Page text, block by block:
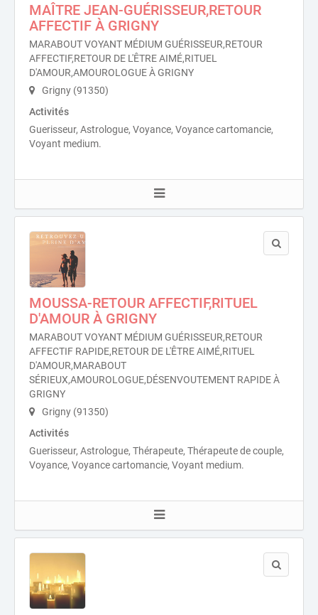
MAÎTRE JEAN-GUÉRISSEUR,RETOUR
AFFECTIF À GRIGNY
MARABOUT VOYANT MÉDIUM GUÉRISSEUR,RETOUR
AFFECTIF,RETOUR DE L'ÊTRE AIMÉ,RITUEL
D'AMOUR,AMOUROLOGUE À GRIGNY
Grigny (91350)
Activités
Guerisseur, Astrologue, Voyance, Voyance cartomancie,
Voyant medium.
MOUSSA-RETOUR AFFECTIF,RITUEL
D'AMOUR À GRIGNY
MARABOUT VOYANT MÉDIUM GUÉRISSEUR,RETOUR
AFFECTIF RAPIDE,RETOUR DE L'ÊTRE AIMÉ,RITUEL
D'AMOUR,MARABOUT
SÉRIEUX,AMOUROLOGUE,DÉSENVOUTEMENT RAPIDE À
GRIGNY
Grigny (91350)
Activités
Guerisseur, Astrologue, Thérapeute, Thérapeute de couple,
Voyance, Voyance cartomancie, Voyant medium.